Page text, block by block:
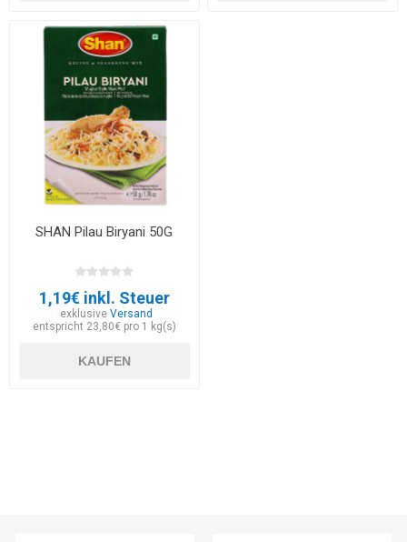
SHAN Pilau Biryani 50G
1,19€ inkl. Steuer
exklusiveVersand
entspricht 23,80€ pro 1 kg(s)
KAUFEN